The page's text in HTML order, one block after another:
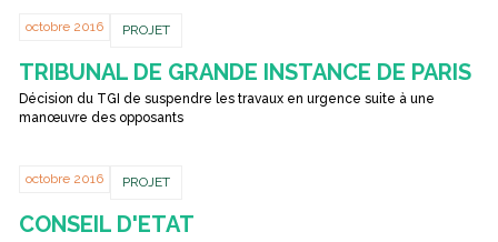
octobre 2016 PROJET
TRIBUNAL DE GRANDE INSTANCE DE PARIS
Décision du TGI de suspendre les travaux en urgence suite à une
manœuvre des opposants
octobre 2016 PROJET
CONSEIL D'ETAT